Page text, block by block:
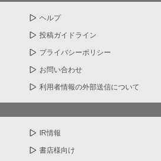
ヘルプ
投稿ガイドライン
プライバシーポリシー
お問い合わせ
利用者情報の外部送信について
IR情報
書店様向け